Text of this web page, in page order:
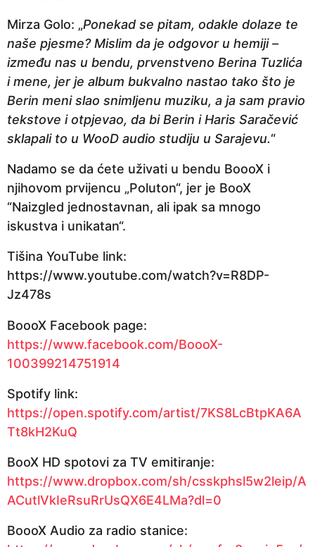
Mirza Golo: „Ponekad se pitam, odakle dolaze te
naše pjesme? Mislim da je odgovor u hemiji –
između nas u bendu, prvenstveno Berina Tuzlića
i mene, jer je album bukvalno nastao tako što je
Berin meni slao snimljenu muziku, a ja sam pravio
tekstove i otpjevao, da bi Berin i Haris Saračević
sklapali to u WooD audio studiju u Sarajevu.“
Nadamo se da ćete uživati u bendu BoooX i
njihovom prvijencu „Poluton“, jer je BooX
“Naizgled jednostavnan, ali ipak sa mnogo
iskustva i unikatan“.
Tišina YouTube link:
https://www.youtube.com/watch?v=R8DP-
Jz478s
BoooX Facebook page:
https://www.facebook.com/BoooX-
100399214751914
Spotify link:
https://open.spotify.com/artist/7KS8LcBtpKA6A
Tt8kH2KuQ
BooX HD spotovi za TV emitiranje:
https://www.dropbox.com/sh/csskphsl5w2leip/A
ACutlVkIeRsuRrUsQX6E4LMa?dl=0
BoooX Audio za radio stanice: